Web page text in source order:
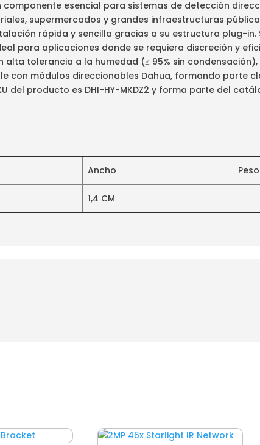
componente esencial para sistemas de detección
supermercados y grandes infraestructuras
rápida y sencilla gracias a su estructura plug-
para aplicaciones donde se requiera discreción y
alta tolerancia a la humedad (≤ 95% sin
con módulos direccionables Dahua, formando parte
del producto es DHI-HY-MKDZ2 y forma parte del
Ancho
1,4 CM